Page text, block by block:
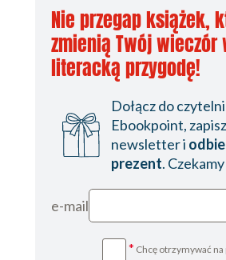
Nie przegap książek,
zmienią Twój wieczór
literacką przygodę!
Dołącz do
Ebookpoint,
newsletter i
prezent.
e-mail
* Chcę otrzymywać